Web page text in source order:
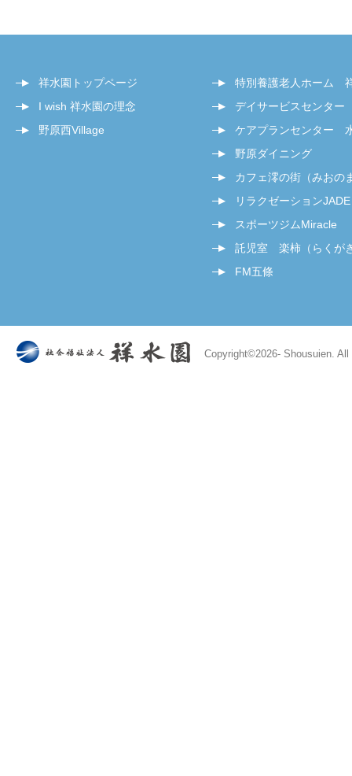
祥水園トップページ
I wish 祥水園の理念
野原西Village
特別養護老人ホーム
デイサービスセンタ
ケアプランセンター
野原ダイニング
カフェ澪の街（みおの
リラクゼーションJADE
スポーツジムMiracle
託児室 楽柿（らくが
FM五條
Copyright©2026- Shousuien.